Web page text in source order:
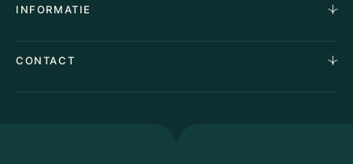
Stille verkoop
Taxaties
Advies
Waarom Klaassen
Vacatures
Algemene voorwaarden
INFORMATIE
Vergunningen
CONTACT